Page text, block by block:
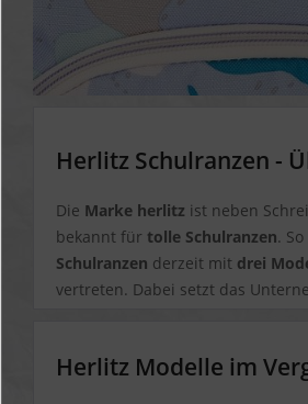
Herlitz Schulranzen -
Die Marke herlitz ist neben
bekannt für tolle Schulranzen.
Schulranzen derzeit mit drei
vertreten. Dabei setzt das
Herlitz Modelle im